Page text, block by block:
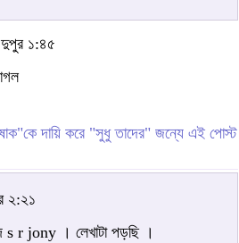
দুপুর ১:৪৫
দায়ি করে "সুধু তাদের" জন্যে এই পোস্ট
২:২১
s r jony । লেখাটা পড়ছি ।